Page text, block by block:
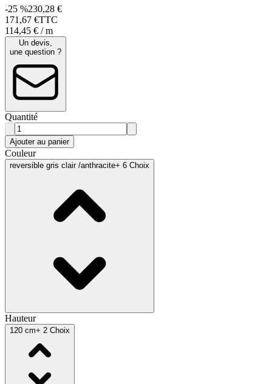
-25 %230,28 €
171 ,67 €TTC
114,45 € / m
Un devis,
une question ?
Quantité
Ajouter au panier
Couleur
reversible gris clair /anthracite+ 6 Choix
Hauteur
120 cm+ 2 Choix